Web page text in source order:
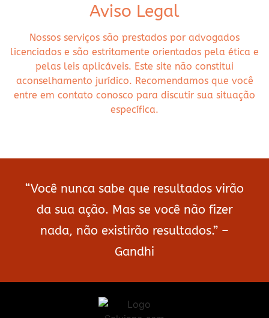
Aviso Legal
Nossos serviços são prestados por advogados
licenciados e são estritamente orientados pela ética e
pelas leis aplicáveis. Este site não constitui
aconselhamento jurídico. Recomendamos que você
entre em contato conosco para discutir sua situação
específica.
“Você nunca sabe que resultados virão
da sua ação. Mas se você não fizer
nada, não existirão resultados.” –
Gandhi